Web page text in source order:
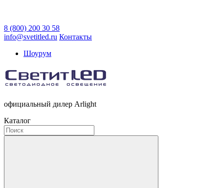
8 (800) 200 30 58
info@svetitled.ru Контакты
Шоурум
официальный дилер Arlight
Каталог